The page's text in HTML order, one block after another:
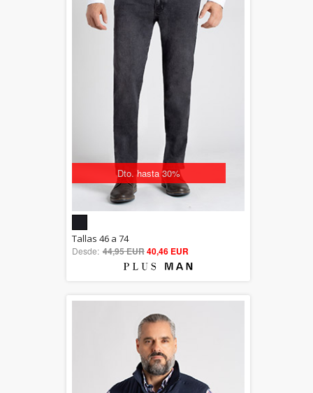
Dto. hasta 30%
out of 5
Tallas 46 a 74
Desde: 44,95 EUR40,46 EUR